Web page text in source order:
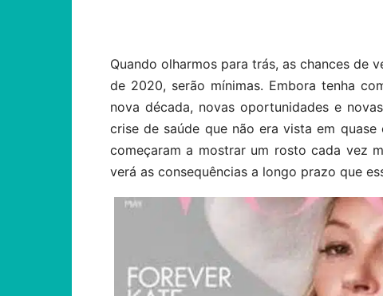
Quando olharmos para trás, as chances de
de 2020, serão mínimas. Embora tenha
nova década, novas oportunidades e
crise de saúde que não era vista em
começaram a mostrar um rosto cada vez
verá as consequências a longo prazo que